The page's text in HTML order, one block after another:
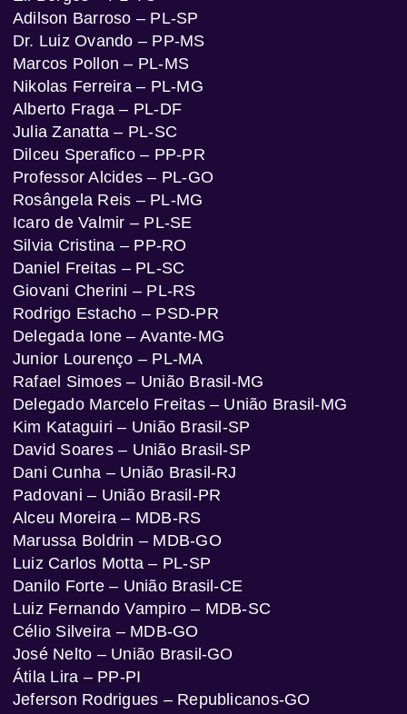
Adilson Barroso – PL-SP
Dr. Luiz Ovando – PP-MS
Marcos Pollon – PL-MS
Nikolas Ferreira – PL-MG
Alberto Fraga – PL-DF
Julia Zanatta – PL-SC
Dilceu Sperafico – PP-PR
Professor Alcides – PL-GO
Rosângela Reis – PL-MG
Icaro de Valmir – PL-SE
Silvia Cristina – PP-RO
Daniel Freitas – PL-SC
Giovani Cherini – PL-RS
Rodrigo Estacho – PSD-PR
Delegada Ione – Avante-MG
Junior Lourenço – PL-MA
Rafael Simoes – União Brasil-MG
Delegado Marcelo Freitas – União Brasil-MG
Kim Kataguiri – União Brasil-SP
David Soares – União Brasil-SP
Dani Cunha – União Brasil-RJ
Padovani – União Brasil-PR
Alceu Moreira – MDB-RS
Marussa Boldrin – MDB-GO
Luiz Carlos Motta – PL-SP
Danilo Forte – União Brasil-CE
Luiz Fernando Vampiro – MDB-SC
Célio Silveira – MDB-GO
José Nelto – União Brasil-GO
Átila Lira – PP-PI
Jeferson Rodrigues – Republicanos-GO